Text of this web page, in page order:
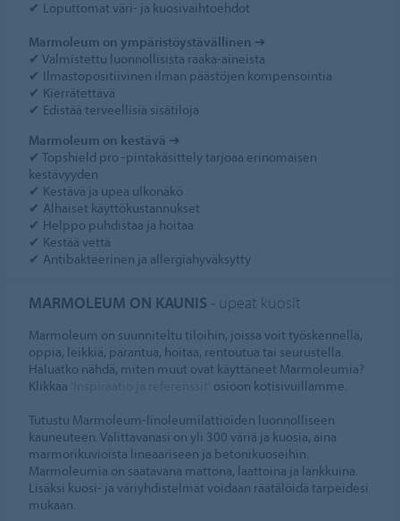
✔ Loputtomat väri- ja kuosivaihtoehdot
Marmoleum on ympäristöystävällinen ➔
✔ Valmistettu luonnollisista raaka-aineista
✔ Ilmastopositiivinen ilman päästöjen kompensointia
✔ Kierrätettävä
✔ Edistää terveellisiä sisätiloja
Marmoleum on kestävä ➔
✔ Topshield pro -pintakäsittely tarjoaa erinomaisen
kestävyyden
✔ Kestävä ja upea ulkonäkö
✔ Alhaiset käyttökustannukset
✔ Helppo puhdistaa ja hoitaa
✔ Kestää vettä
✔ Antibakteerinen ja allergiahyväksytty
MARMOLEUM ON KAUNIS - upeat kuosit
Marmoleum on suunniteltu tiloihin, joissa voit työskennellä,
oppia, leikkiä, parantua, hoitaa, rentoutua tai seurustella.
Haluatko nähdä, miten muut ovat käyttäneet Marmoleumia?
Klikkaa
osioon kotisivuillamme.
Tutustu Marmoleum-linoleumilattioiden luonnolliseen
kauneuteen. Valittavanasi on yli 300 väriä ja kuosia, aina
marmorikuvioista lineaariseen ja betonikuoseihin.
Marmoleumia on saatavana mattona, laattoina ja lankkuina.
Lisäksi kuosi- ja väriyhdistelmät voidaan räätälöidä tarpeidesi
mukaan.